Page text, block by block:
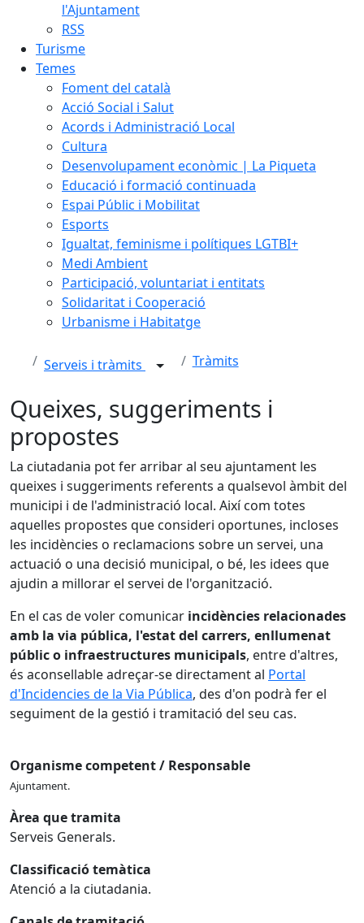
l'Ajuntament
RSS
Turisme
Temes
Foment del català
Acció Social i Salut
Acords i Administració Local
Cultura
Desenvolupament econòmic | La Piqueta
Educació i formació continuada
Espai Públic i Mobilitat
Esports
Igualtat, feminisme i polítiques LGTBI+
Medi Ambient
Participació, voluntariat i entitats
Solidaritat i Cooperació
Urbanisme i Habitatge
Serveis i tràmits Tràmits
Queixes, suggeriments i
propostes
La ciutadania pot fer arribar al seu ajuntament les
queixes i suggeriments referents a qualsevol àmbit del
municipi i de l'administració local. Així com totes
aquelles propostes que consideri oportunes, incloses
les incidències o reclamacions sobre un servei, una
actuació o una decisió municipal, o bé, les idees que
ajudin a millorar el servei de l'organització.
En el cas de voler comunicar incidències relacionades
amb la via pública, l'estat del carrers, enllumenat
públic o infraestructures municipals, entre d'altres,
és aconsellable adreçar-se directament al Portal
d'Incidencies de la Via Pública, des d'on podrà fer el
seguiment de la gestió i tramitació del seu cas.
Organisme competent / Responsable
Ajuntament.
Àrea que tramita
Serveis Generals.
Classificació temàtica
Atenció a la ciutadania.